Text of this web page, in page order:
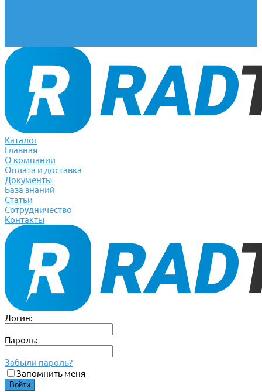
Каталог
Главная
О компании
Оплата и доставка
Документы
База знаний
Статьи
Сотрудничество
Контакты
Логин:
Пароль:
Забыли пароль?
Запомнить меня